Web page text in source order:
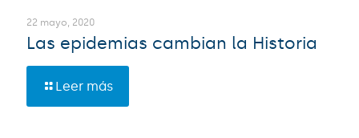
22 mayo, 2020
Las epidemias cambian la Historia
Leer más